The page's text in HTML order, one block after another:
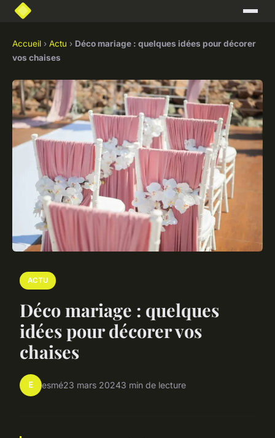
Accueil › Actu › Déco mariage : quelques idées pour décorer
vos chaises
ACTU
Déco mariage : quelques
idées pour décorer vos
chaises
E esmé23 mars 20243 min de lecture